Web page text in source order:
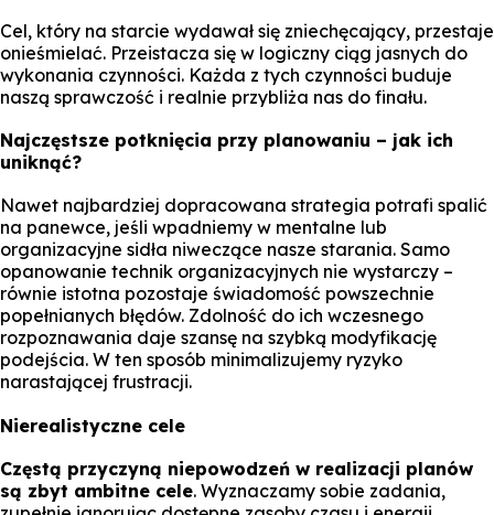
Cel, który na starcie wydawał się zniechęcający, przestaje
onieśmielać. Przeistacza się w logiczny ciąg jasnych do
wykonania czynności. Każda z tych czynności buduje
naszą sprawczość i realnie przybliża nas do finału.
Najczęstsze potknięcia przy planowaniu – jak ich
uniknąć?
Nawet najbardziej dopracowana strategia potrafi spalić
na panewce, jeśli wpadniemy w mentalne lub
organizacyjne sidła niweczące nasze starania. Samo
opanowanie technik organizacyjnych nie wystarczy –
równie istotna pozostaje świadomość powszechnie
popełnianych błędów. Zdolność do ich wczesnego
rozpoznawania daje szansę na szybką modyfikację
podejścia. W ten sposób minimalizujemy ryzyko
narastającej frustracji.
Nierealistyczne cele
Częstą przyczyną niepowodzeń w realizacji planów
są zbyt ambitne cele. Wyznaczamy sobie zadania,